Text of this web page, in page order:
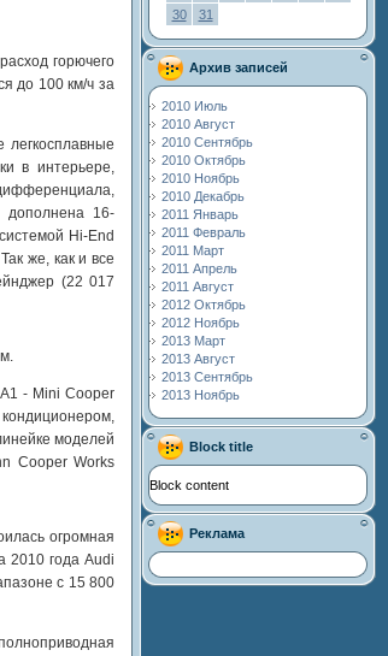
горючего
до 100 км/ч за
легкосплавные
в интерьере,
дополнена 16-
Hi-End
же, как и все
(22 017
- Mini Cooper
моделей
Cooper Works
огромная
2010 года Audi
с 15 800
30
31
Архив записей
2010 Июль
2010 Август
2010 Сентябрь
2010 Октябрь
2010 Ноябрь
2010 Декабрь
2011 Январь
2011 Февраль
2011 Март
2011 Апрель
2011 Август
2012 Октябрь
2012 Ноябрь
2013 Март
2013 Август
2013 Сентябрь
2013 Ноябрь
Block title
Block content
Реклама